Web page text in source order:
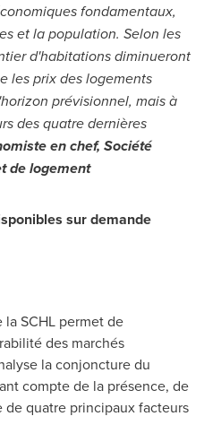
fondamentaux,
et la population. Selon les
d'habitations diminueront
les prix des logements
prévisionnel, mais à
des quatre dernières
en chef, Société
de logement
sur demande
SCHL permet de
des marchés
la conjoncture du
compte de la présence, de
quatre principaux facteurs